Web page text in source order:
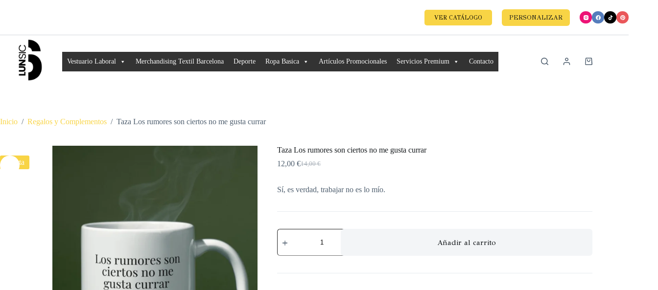
VER CATÁLOGO PERSONALIZAR
Vestuario Laboral Merchandising Textil Barcelona Deporte Ropa Basica Artículos Promocionales Servicios Premium Contacto
Inicio / Regalos y Complementos / Taza Los rumores son ciertos no me gusta currar
Oferta
Taza Los rumores son ciertos no me gusta currar
14,00€
12,00€
Sí, es verdad, trabajar no es lo mío.
Añadir al carrito